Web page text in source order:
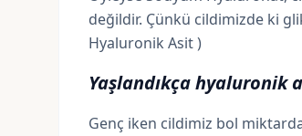
değildir. Çünkü cildimizde ki
Hyaluronik Asit )
Yaşlandıkça hyaluronik
Genç iken cildimiz bol